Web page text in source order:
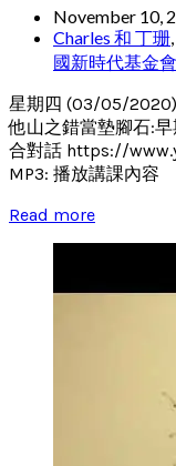
November 10,
Charles 和 丁珊,
國新時代基金會
星期四 (03/05/2020)
他山之錯當墊腳石:
合對話 https://
MP3: 播放講課內容
Read more